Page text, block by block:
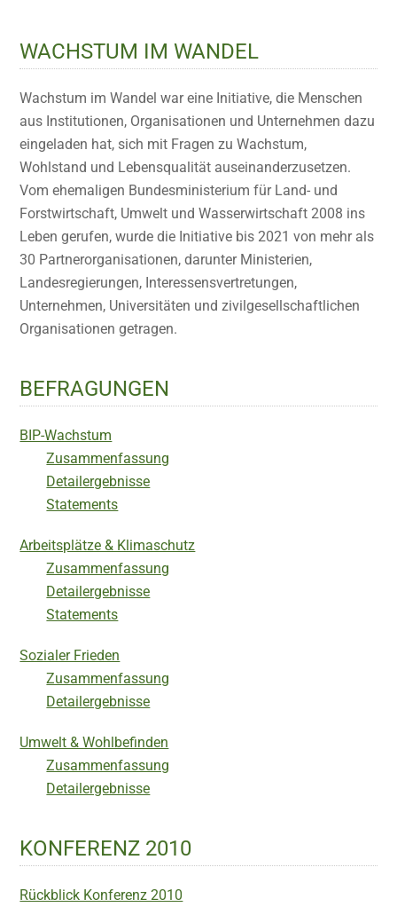
WACHSTUM IM WANDEL
Wachstum im Wandel war eine Initiative, die Menschen
aus Institutionen, Organisationen und Unternehmen dazu
eingeladen hat, sich mit Fragen zu Wachstum,
Wohlstand und Lebensqualität auseinanderzusetzen.
Vom ehemaligen Bundesministerium für Land- und
Forstwirtschaft, Umwelt und Wasserwirtschaft 2008 ins
Leben gerufen, wurde die Initiative bis 2021 von mehr als
30 Partnerorganisationen, darunter Ministerien,
Landesregierungen, Interessensvertretungen,
Unternehmen, Universitäten und zivilgesellschaftlichen
Organisationen getragen.
BEFRAGUNGEN
BIP-Wachstum
Zusammenfassung
Detailergebnisse
Statements
Arbeitsplätze & Klimaschutz
Zusammenfassung
Detailergebnisse
Statements
Sozialer Frieden
Zusammenfassung
Detailergebnisse
Umwelt & Wohlbefinden
Zusammenfassung
Detailergebnisse
KONFERENZ 2010
Rückblick Konferenz 2010